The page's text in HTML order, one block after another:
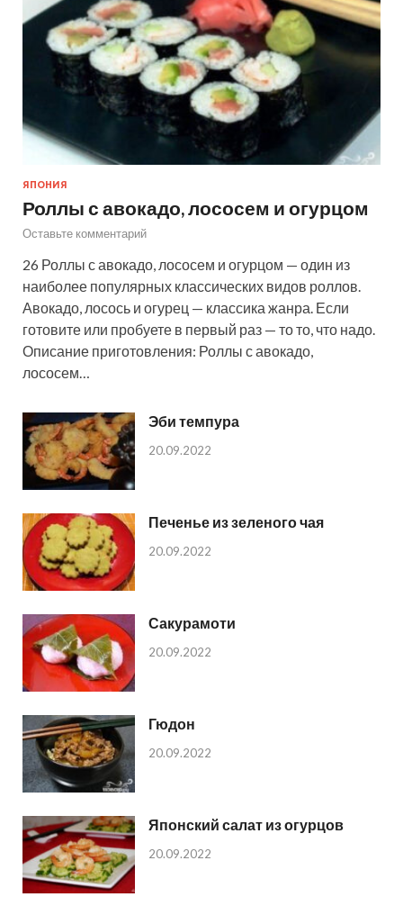
ЯПОНИЯ
Роллы с авокадо, лососем и огурцом
Оставьте комментарий
26 Роллы с авокадо, лососем и огурцом — один из
наиболее популярных классических видов роллов.
Авокадо, лосось и огурец — классика жанра. Если
готовите или пробуете в первый раз — то то, что надо.
Описание приготовления: Роллы с авокадо,
лососем…
Эби темпура
20.09.2022
Печенье из зеленого чая
20.09.2022
Сакурамоти
20.09.2022
Гюдон
20.09.2022
Японский салат из огурцов
20.09.2022